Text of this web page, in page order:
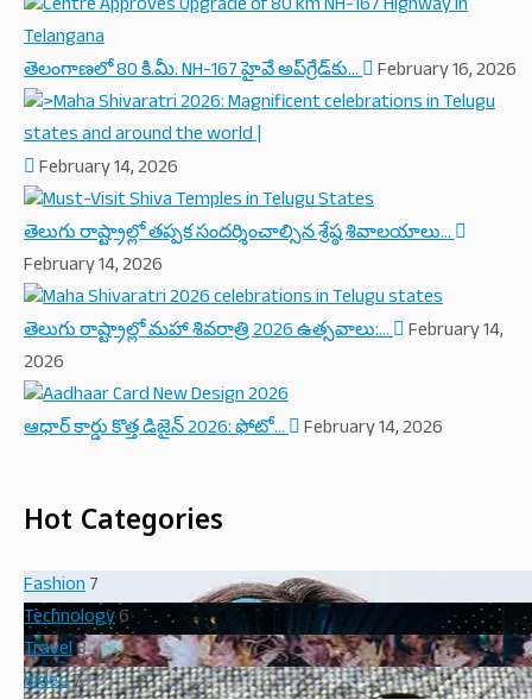
తెలంగాణలో 80 కి.మీ. NH-167 హైవే అప్‌గ్రేడ్‌కు… February 16, 2026
February 14, 2026
తెలుగు రాష్ట్రాల్లో తప్పక సందర్శించాల్సిన శ్రేష్ఠ శివాలయాలు…
February 14, 2026
తెలుగు రాష్ట్రాల్లో మహా శివరాత్రి 2026 ఉత్సవాలు:… February 14,
2026
ఆధార్ కార్డు కొత్త డిజైన్ 2026: ఫోటో… February 14, 2026
Hot Categories
Fashion7
Technology6
Travel8
Video7